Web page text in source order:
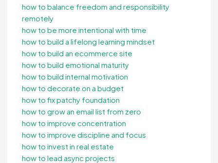
how to balance freedom and responsibility
remotely
how to be more intentional with time
how to build a lifelong learning mindset
how to build an ecommerce site
how to build emotional maturity
how to build internal motivation
how to decorate on a budget
how to fix patchy foundation
how to grow an email list from zero
how to improve concentration
how to improve discipline and focus
how to invest in real estate
how to lead async projects